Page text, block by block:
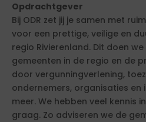
Opdrachtgever
Bij ODR zet jij je samen met
voor een prettige, veilige en
regio Rivierenland. Dit doen
gemeenten in de regio en de
door vergunningverlening,
ondernemers, organisaties en
meer. We hebben veel kennis
graag. Zo adviseren we de